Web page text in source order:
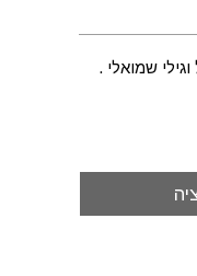
שמואלי .